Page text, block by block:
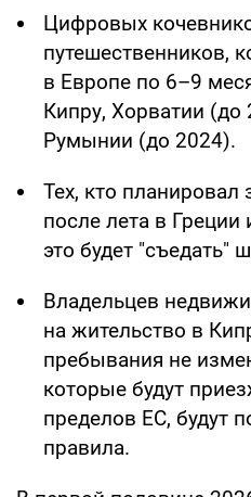
Цифровых
путешественников,
в Европе по 6–9
Кипру, Хорватии (до
Румынии (до 2024).
Тех, кто
после лета в
это будет "съедать"
Владельцев
на жительство в
пребывания не
которые будут
пределов ЕС, будут
правила.